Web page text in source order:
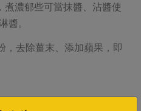
煮濃郁些可當抹醬、沾醬使
醬。
，去除薑末、添加蘋果，即